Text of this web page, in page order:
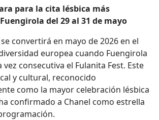
para la cita lésbica más
del 29 al 31 de mayo
convertirá en mayo de 2026 en el
europea cuando Fuengirola
consecutiva el Fulanita Fest. Este
y cultural, reconocido
como la mayor celebración lésbica
confirmado a Chanel como estrella